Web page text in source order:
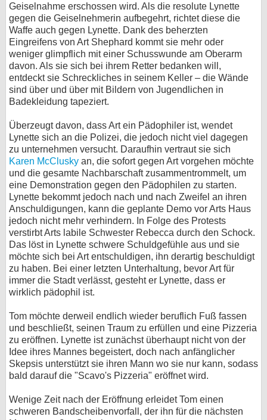
Geiselnahme erschossen wird. Als die resolute Lynette
gegen die Geiselnehmerin aufbegehrt, richtet diese die
Waffe auch gegen Lynette. Dank des beherzten
Eingreifens von Art Shephard kommt sie mehr oder
weniger glimpflich mit einer Schusswunde am Oberarm
davon. Als sie sich bei ihrem Retter bedanken will,
entdeckt sie Schreckliches in seinem Keller – die Wände
sind über und über mit Bildern von Jugendlichen in
Badekleidung tapeziert.
Überzeugt davon, dass Art ein Pädophiler ist, wendet
Lynette sich an die Polizei, die jedoch nicht viel dagegen
zu unternehmen versucht. Daraufhin vertraut sie sich
Karen McClusky an, die sofort gegen Art vorgehen möchte
und die gesamte Nachbarschaft zusammentrommelt, um
eine Demonstration gegen den Pädophilen zu starten.
Lynette bekommt jedoch nach und nach Zweifel an ihren
Anschuldigungen, kann die geplante Demo vor Arts Haus
jedoch nicht mehr verhindern. In Folge des Protests
verstirbt Arts labile Schwester Rebecca durch den Schock.
Das löst in Lynette schwere Schuldgefühle aus und sie
möchte sich bei Art entschuldigen, ihn derartig beschuldigt
zu haben. Bei einer letzten Unterhaltung, bevor Art für
immer die Stadt verlässt, gesteht er Lynette, dass er
wirklich pädophil ist.
Tom möchte derweil endlich wieder beruflich Fuß fassen
und beschließt, seinen Traum zu erfüllen und eine Pizzeria
zu eröffnen. Lynette ist zunächst überhaupt nicht von der
Idee ihres Mannes begeistert, doch nach anfänglicher
Skepsis unterstützt sie ihren Mann wo sie nur kann, sodass
bald darauf die "Scavo's Pizzeria" eröffnet wird.
Wenige Zeit nach der Eröffnung erleidet Tom einen
schweren Bandscheibenvorfall, der ihn für die nächsten